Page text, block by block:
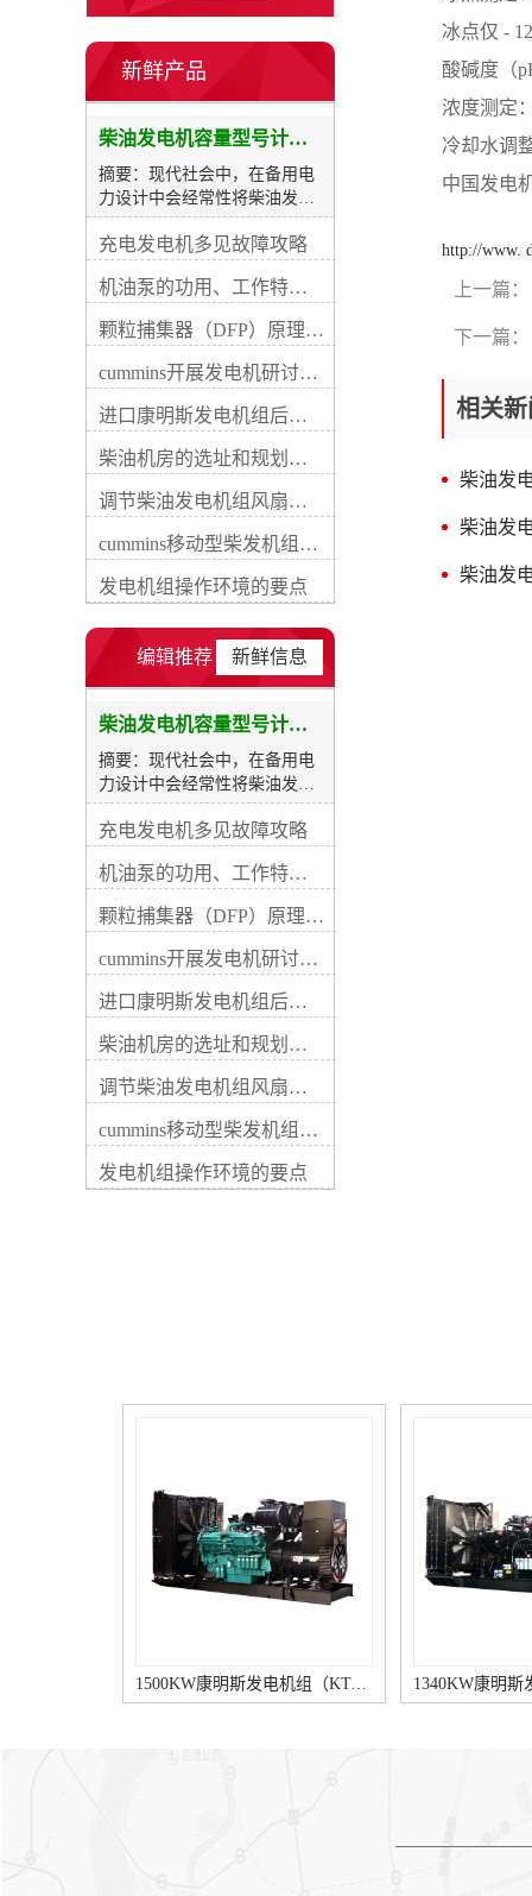
冰点仅 -
酸碱度（
浓度测定
冷却水调
中国发电
http://www.
上一篇：
下一篇：
相关新
柴油发
柴油发
柴油发
新鲜产品
柴油发电机容量型号计算及选购表
摘要：现代社会中，在备用电
力设计中会经常性将柴油发电
机用作备载电源，在其所有数
据中装置的功率是较重要的一
为您的用电设备供电；如果功
率过大，除了浪费选购成本还
会增加维保费用。因此，我们
首先应当确定用电负荷真实数
据，并通过瞬态电流起动系数
计算出较终装置的功率，才能
图1为发电机房典型规划范
例，图2为发电机组能量转换
合下列情况之一时，应设置自
备电源，当运行中断供电时间
为30s低压 （60s高压）的供
电，可采用快速自动启动的备
用发电机组：1、柴油发电机
容量与台数应根据负荷大小和
投入顺序以及单台电动机较大
起动容量等条件综合确定。当
择多机并联运转，备用康明斯
台，备用柴油发电机组并列不
宜超过7台。额定电压为
230V/400V的机组并机后总功
率不宜超过3000kW。当受并列
条件限制时，可实施分区供
电。（1）按建筑面积估算，
建筑面积在10000㎡以上的建
筑按15~20w/㎡，建筑面积在
10000㎡以下的建筑按10~15w/
估算，占配电变压器的
10%~20%。按照我国实际情
况，建筑物规模大时取下限，
规模小时取上限。（2）施工
图规划阶段应根据一级负荷、
消防负载及重要的二级负荷进
行计算，并应满足功率较大一
台电动机的起动要素。（5）
大者确定发电机的容量康明斯
机情形下，发电机母线电压应
不低于额定电压的80%，当无
电梯负载时，发电机母线电压
应不低于额定电压的75%。
当条件允许时，电动机可选用
气压、温度、湿度等因素不一
样时，按下表调校系数进行调
明斯发电机组的柴油机带有增
烧所需的空气是经增压后送入
装置（负荷）的不同要求、性
能等级划分为： 连接的负
充电发电机多见故障攻略
机油泵的功用、工作特征、原理及亮点
颗粒捕集器（DFP）原理、好处及试验
cummins开展发电机研讨会培训(IACET)认证工作
进口康明斯发电机组后期维修成本
柴油机房的选址和规划形式
调节柴油发电机组风扇皮带涨紧度需要注意哪些
cummins移动型柴发机组添加新成员QSB5-G11系列
发电机组操作环境的要点
新鲜信息
编辑推荐
柴油发电机容量型号计算及选购表
摘要：现代社会中，在备用电
力设计中会经常性将柴油发电
机用作备载电源，在其所有数
据中装置的功率是较重要的一
为您的用电设备供电；如果功
率过大，除了浪费选购成本还
会增加维保费用。因此，我们
首先应当确定用电负荷真实数
据，并通过瞬态电流起动系数
计算出较终装置的功率，才能
图1为发电机房典型规划范
例，图2为发电机组能量转换
合下列情况之一时，应设置自
备电源，当运行中断供电时间
为30s低压 （60s高压）的供
电，可采用快速自动启动的备
用发电机组：1、柴油发电机
230V/400V的机组并机后总功
建筑面积在10000㎡以上的建
筑按15~20w/㎡，建筑面积在
10000㎡以下的建筑按10~15w/
㎡。（2）按配电变压器功率
估算，占配电变压器的
图规划阶段应根据一级负荷、
安防等负载供电，同时还为其
房、计算机房等照明及部分客
充电发电机多见故障攻略
机油泵的功用、工作特征、原理及亮点
颗粒捕集器（DFP）原理、好处及试验
cummins开展发电机研讨会培训(IACET)认证工作
进口康明斯发电机组后期维修成本
柴油机房的选址和规划形式
调节柴油发电机组风扇皮带涨紧度需要注意哪些
cummins移动型柴发机组添加新成员QSB5-G11系列
发电机组操作环境的要点
1340KW康明斯发电机组（KTA50-GS8柴油机）